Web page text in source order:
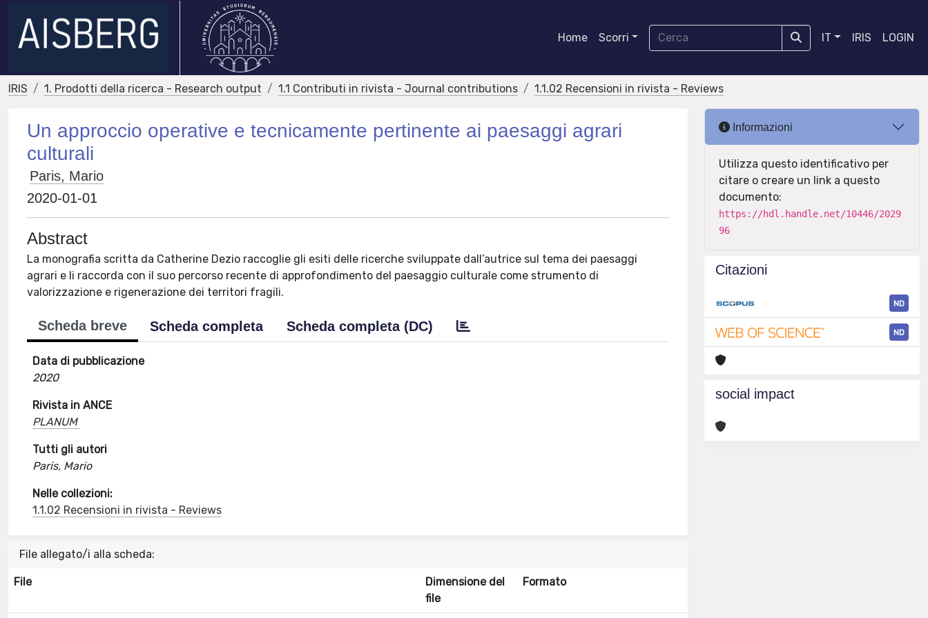
Home Scorri IT IRIS LOGIN
IRIS 1. Prodotti della ricerca - Research output 1.1 Contributi in rivista - Journal contributions 1.1.02 Recensioni in rivista - Reviews
Un approccio operative e tecnicamente pertinente ai paesaggi agrari
culturali
Paris, Mario
2020-01-01
Abstract
La monografia scritta da Catherine Dezio raccoglie gli esiti delle ricerche sviluppate dall’autrice sul tema dei paesaggi
agrari e li raccorda con il suo percorso recente di approfondimento del paesaggio culturale come strumento di
valorizzazione e rigenerazione dei territori fragili.
Scheda breve Scheda completa Scheda completa (DC)
Data di pubblicazione
2020
Rivista in ANCE
PLANUM
Tutti gli autori
Paris, Mario
Nelle collezioni:
1.1.02 Recensioni in rivista - Reviews
File allegato/i alla scheda:
File
Dimensione del
file
Formato
Informazioni
Utilizza questo identificativo per
citare o creare un link a questo
documento:
https://hdl.handle.net/10446/2029
96
Citazioni
ND
ND
social impact